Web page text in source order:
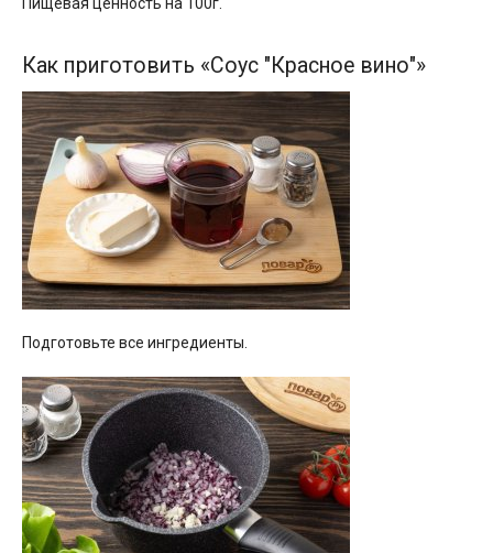
Как приготовить «Соус "Красное вино"»
Подготовьте все ингредиенты.